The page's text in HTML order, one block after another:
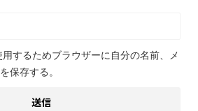
するためブラウザーに自分の名前、メ
保存する。